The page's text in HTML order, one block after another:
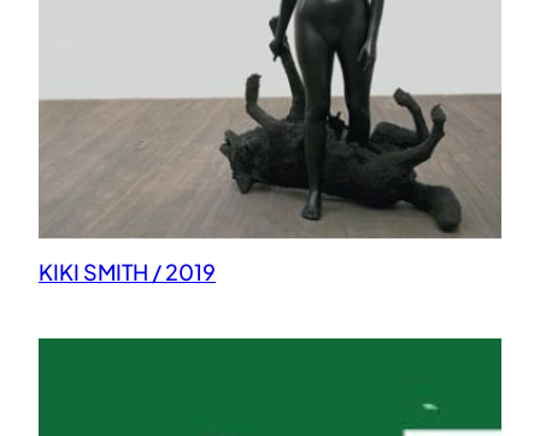
KIKI SMITH / 2019